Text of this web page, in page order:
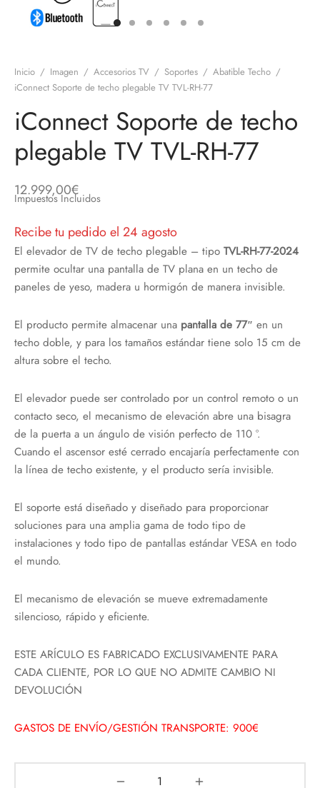
Inicio / Imagen / Accesorios TV / Soportes / Abatible Techo /
iConnect Soporte de techo plegable TV TVL-RH-77
iConnect Soporte de techo
plegable TV TVL-RH-77
12.999,00€
Impuestos Incluidos
Recibe tu pedido el 24 agosto
El elevador de TV de techo plegable – tipo TVL-RH-77-2024
permite ocultar una pantalla de TV plana en un techo de
paneles de yeso, madera u hormigón de manera invisible.
El producto permite almacenar una pantalla de 77″ en un
techo doble, y para los tamaños estándar tiene solo 15 cm de
altura sobre el techo.
El elevador puede ser controlado por un control remoto o un
contacto seco, el mecanismo de elevación abre una bisagra
de la puerta a un ángulo de visión perfecto de 110 °.
Cuando el ascensor esté cerrado encajaría perfectamente con
la línea de techo existente, y el producto sería invisible.
El soporte está diseñado y diseñado para proporcionar
soluciones para una amplia gama de todo tipo de
instalaciones y todo tipo de pantallas estándar VESA en todo
el mundo.
El mecanismo de elevación se mueve extremadamente
silencioso, rápido y eficiente.
ESTE ARÍCULO ES FABRICADO EXCLUSIVAMENTE PARA
CADA CLIENTE, POR LO QUE NO ADMITE CAMBIO NI
DEVOLUCIÓN
GASTOS DE ENVÍO/GESTIÓN TRANSPORTE: 900€
Equipos de Sonido
en Informática